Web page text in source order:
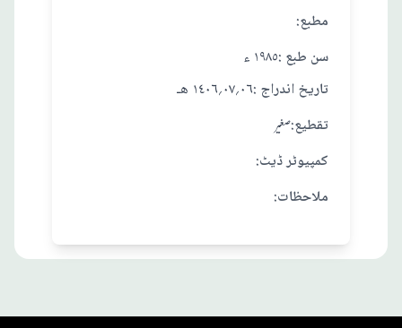
:مطبع
١٩٨٥ ء : سن طبع
٠٦؍٠٧؍١٤٠٦ هـ : تاريخ اندراج
صغير :تقطيع
:کمپیوٹر ڈیٹ
:ملاحظات